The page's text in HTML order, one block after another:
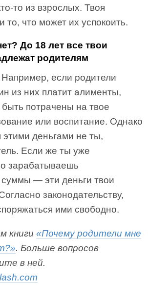
то из взрослых. Твоя
то, что может их успокоить.
До 18 лет все твои
родителям
если родители
из них платит алименты,
потрачены на твое
или воспитание. Однако
этими деньгами не ты,
Если же ты уже
зарабатываешь
— эти деньги твои
законодательству,
ими свободно.
книги «Почему родители мне
. Больше вопросов
в ней.